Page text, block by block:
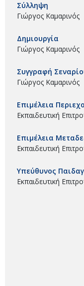
Σύλληψη
Γιώργος Καμαρινός
Δημιουργία
Γιώργος Καμαρινός
Συγγραφή
Γιώργος Καμαρινός
Επιμέλεια
Εκπαιδευτική
Επιμέλεια
Εκπαιδευτική
Υπεύθυνος
Εκπαιδευτική